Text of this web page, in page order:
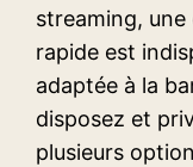
streaming,
rapide est
adaptée à la
disposez et
plusieurs